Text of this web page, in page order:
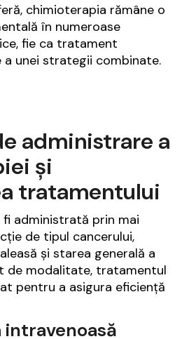
chimioterapia rămâne o
în numeroase
fie ca tratament
a unei strategii combinate.
administrare a
și
tratamentului
administrată prin mai
de tipul cancerului,
și starea generală a
de modalitate, tratamentul
pentru a asigura eficiență